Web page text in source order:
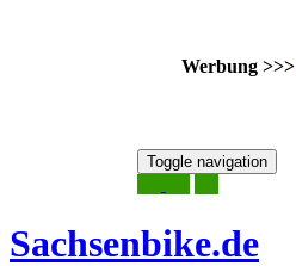
Werbung >>>
Toggle navigation
Sachsenbike.de